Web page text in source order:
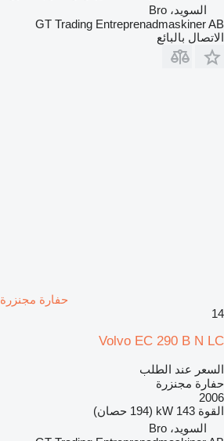
السويد، Bro
GT Trading Entreprenadmaskiner AB
الاتصال بالبائع
حفارة مجنزرة Volvo EC 290 B N LC
14
Volvo EC 290 B N LC
السعر عند الطلب
حفارة مجنزرة
2006
القوة 143 kW (194 حصان)
السويد، Bro